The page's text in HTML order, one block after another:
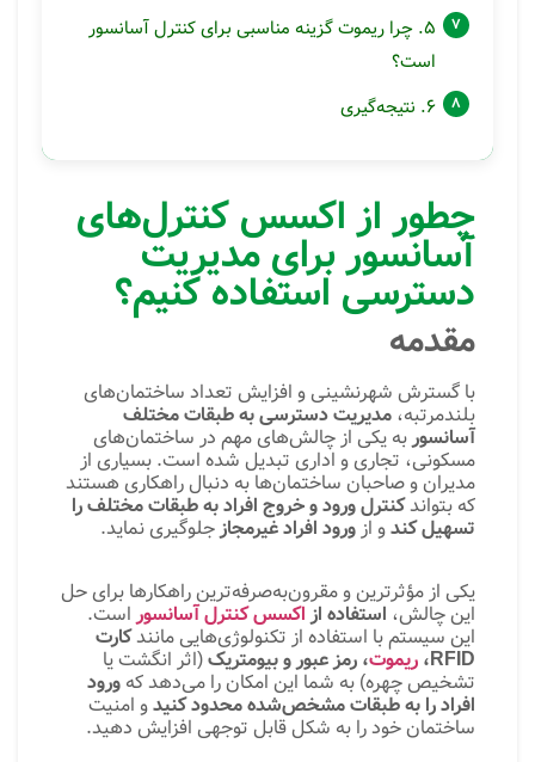
۵. چرا ریموت گزینه مناسبی برای کنترل آسانسور
است؟
۶. نتیجه‌گیری
چطور از اکسس کنترل‌های
آسانسور برای مدیریت
دسترسی استفاده کنیم؟
مقدمه
با گسترش شهرنشینی و افزایش تعداد ساختمان‌های
بلندمرتبه، مدیریت دسترسی به طبقات مختلف
آسانسوربه یکی از چالش‌های مهم در ساختمان‌های
مسکونی، تجاری و اداری تبدیل شده است. بسیاری از
مدیران و صاحبان ساختمان‌ها به دنبال راهکاری هستند
که بتواندکنترل ورود و خروج افراد به طبقات مختلف را
تسهیل کندو ازورود افراد غیرمجازجلوگیری نماید.
یکی از مؤثرترین و مقرون‌به‌صرفه‌ترین راهکارها برای حل
این چالش، استفاده از اکسس کنترل آسانسور است.
این سیستم با استفاده از تکنولوژی‌هایی مانندکارت
RFID، ریموت، رمز عبور و بیومتریک(اثر انگشت یا
تشخیص چهره) به شما این امکان را می‌دهد که ورود
افراد را به طبقات مشخص‌شده محدود کنیدو امنیت
ساختمان خود را به شکل قابل توجهی افزایش دهید.